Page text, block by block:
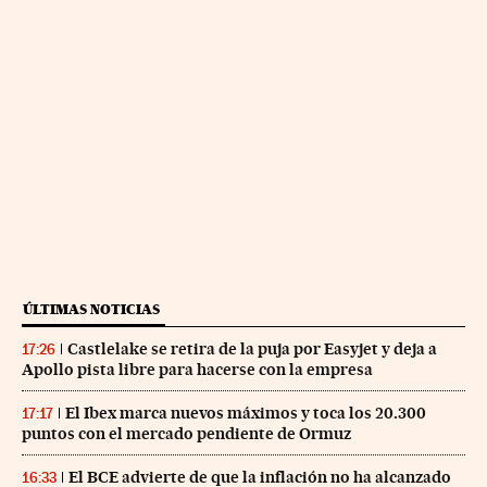
ÚLTIMAS NOTICIAS
17:26
Castlelake se retira de la puja por Easyjet y deja a
Apollo pista libre para hacerse con la empresa
17:17
El Ibex marca nuevos máximos y toca los 20.300
puntos con el mercado pendiente de Ormuz
16:33 El BCE advierte de que la inflación no ha alcanzado